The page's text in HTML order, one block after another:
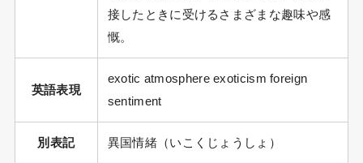
接したときに受けるさまざまな趣味や感
慨。
英語表現
exotic atmosphere exoticism foreign
sentiment
別表記 異国情緒（いこくじょうしょ）